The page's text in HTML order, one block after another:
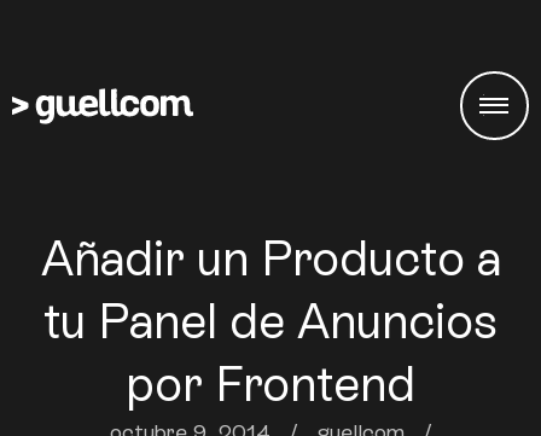
Añadir un Producto a
tu Panel de Anuncios
por Frontend